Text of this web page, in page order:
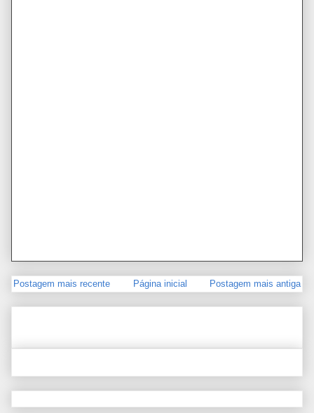
Postagem mais recente Postagem mais antiga
Página inicial